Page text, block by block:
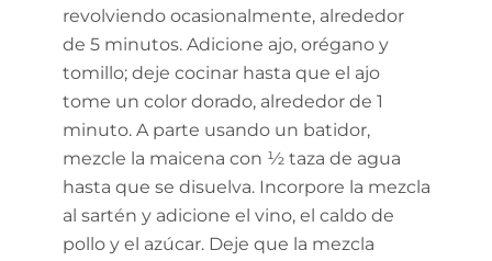
revolviendo ocasionalmente, alrededor
de 5 minutos. Adicione ajo, orégano y
tomillo; deje cocinar hasta que el ajo
tome un color dorado, alrededor de 1
minuto. A parte usando un batidor,
mezcle la maicena con ½ taza de agua
hasta que se disuelva. Incorpore la mezcla
al sartén y adicione el vino, el caldo de
pollo y el azúcar. Deje que la mezcla